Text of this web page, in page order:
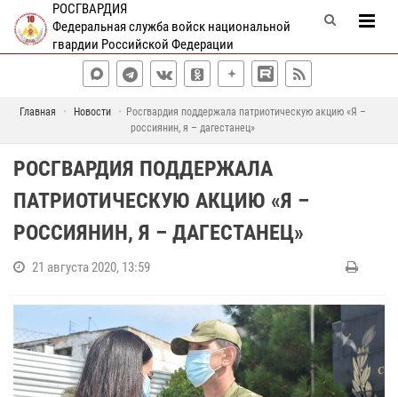
РОСГВАРДИЯ
Федеральная служба войск национальной
гвардии Российской Федерации
Главная Новости
Росгвардия поддержала патриотическую акцию «Я –
россиянин, я – дагестанец»
РОСГВАРДИЯ ПОДДЕРЖАЛА
ПАТРИОТИЧЕСКУЮ АКЦИЮ «Я –
РОССИЯНИН, Я – ДАГЕСТАНЕЦ»
21 августа 2020, 13:59